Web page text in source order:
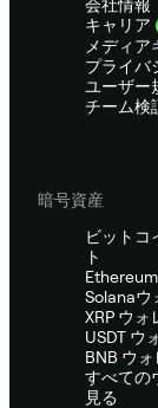
会社情報
キャリア
メディア
プライバ
ユーザー
チーム検
暗号資産
ビットコ
ト
Solanaウ
XRP ウォ
USDT ウ
BNB ウォ
すべての
見る